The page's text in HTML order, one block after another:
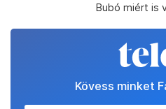
Bubó miért is
Kövess minket